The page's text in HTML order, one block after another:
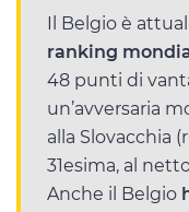
Il Belgio è
ranking
48 punti di
un’avversaria
alla Slovacchia
31esima, al
Anche il Belgio